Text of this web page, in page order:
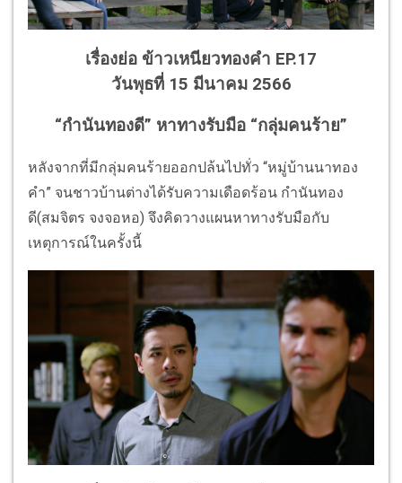
เรื่องย่อ ข้าวเหนียวทองคำ EP.17
วันพุธที่ 15 มีนาคม 2566
“กำนันทองดี” หาทางรับมือ “กลุ่มคนร้าย”
หลังจากที่มีกลุ่มคนร้ายออกปล้นไปทั่ว “หมู่บ้านนาทอง
คำ” จนชาวบ้านต่างได้รับความเดือดร้อน กำนันทอง
ดี(สมจิตร จงจอหอ) จึงคิดวางแผนหาทางรับมือกับ
เหตุการณ์ในครั้งนี้